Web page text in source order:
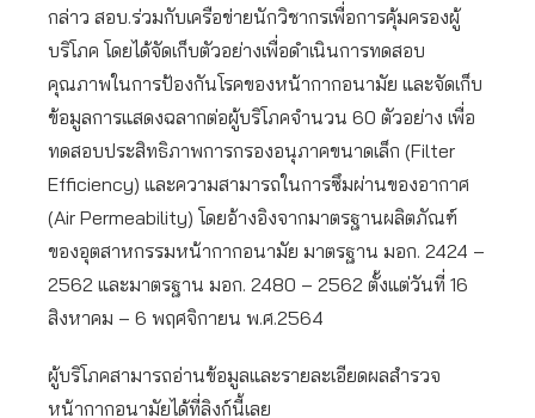
กล่าว สอบ.ร่วมกับเครือข่ายนักวิชากรเพื่อการคุ้มครองผู้
บริโภค โดยได้จัดเก็บตัวอย่างเพื่อดำเนินการทดสอบ
คุณภาพในการป้องกันโรคของหน้ากากอนามัย และจัดเก็บ
ข้อมูลการแสดงฉลากต่อผู้บริโภคจำนวน 60 ตัวอย่าง เพื่อ
ทดสอบประสิทธิภาพการกรองอนุภาคขนาดเล็ก (Filter
Efficiency) และความสามารถในการซึมผ่านของอากาศ
(Air Permeability) โดยอ้างอิงจากมาตรฐานผลิตภัณฑ์
ของอุตสาหกรรมหน้ากากอนามัย มาตรฐาน มอก. 2424 –
2562 และมาตรฐาน มอก. 2480 – 2562 ตั้งแต่วันที่ 16
สิงหาคม – 6 พฤศจิกายน พ.ศ.2564
ผู้บริโภคสามารถอ่านข้อมูลและรายละเอียดผลสำรวจ
หน้ากากอนามัยได้ที่ลิงก์นี้เลย